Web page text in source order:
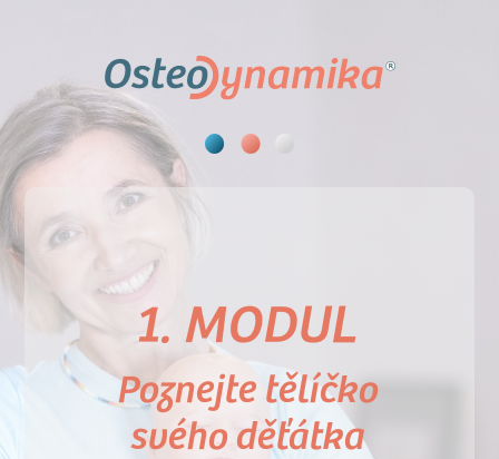
1. MODUL
Poznejte tělíčko
svého děťátka